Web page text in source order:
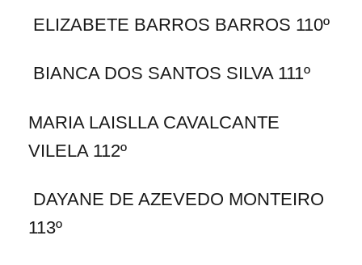
ELIZABETE BARROS BARROS 110º
BIANCA DOS SANTOS SILVA 111º
MARIA LAISLLA CAVALCANTE
VILELA 112º
DAYANE DE AZEVEDO MONTEIRO
113º